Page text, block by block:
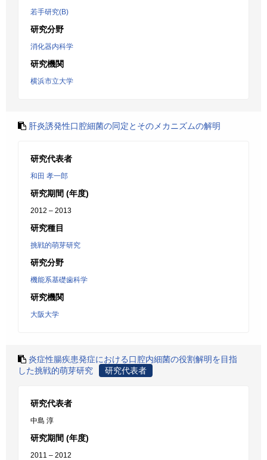
若手研究(B)
研究分野
消化器内科学
研究機関
横浜市立大学
肝炎誘発性口腔細菌の同定とそのメカニズムの解明
研究代表者
和田 孝一郎
研究期間 (年度)
2012 – 2013
研究種目
挑戦的萌芽研究
研究分野
機能系基礎歯科学
研究機関
大阪大学
炎症性腸疾患発症における口腔内細菌の役割解明を目指
した挑戦的萌芽研究
研究代表者
研究代表者
中島 淳
研究期間 (年度)
2011 – 2012